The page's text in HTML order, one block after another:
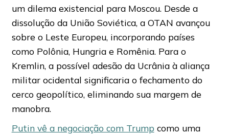
um dilema existencial para Moscou. Desde a
dissolução da União Soviética, a OTAN avançou
sobre o Leste Europeu, incorporando países
como Polônia, Hungria e Romênia. Para o
Kremlin, a possível adesão da Ucrânia à aliança
militar ocidental significaria o fechamento do
cerco geopolítico, eliminando sua margem de
manobra.
Putin vê a negociação com Trump como uma